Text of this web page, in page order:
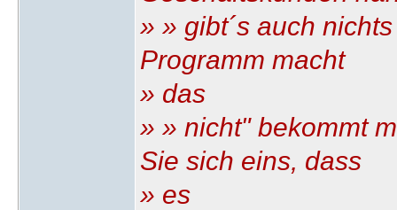
» » gibt´s auch
Programm macht
» das
» » nicht" bekommt
Sie sich eins, dass
» es